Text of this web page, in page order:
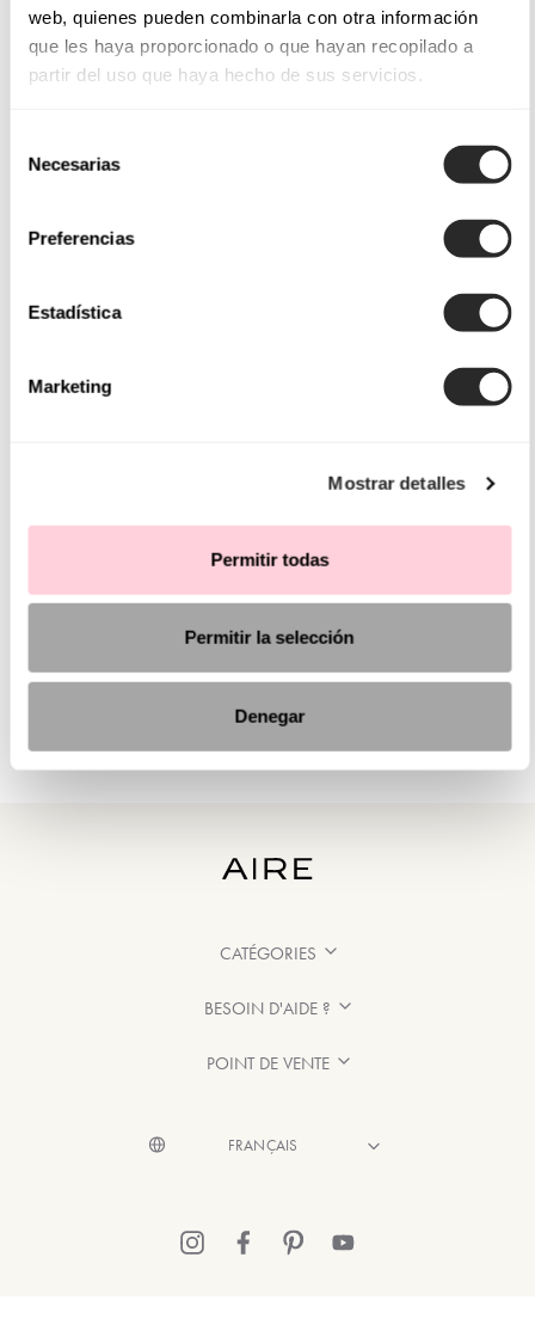
web, quienes pueden combinarla con otra información
que les haya proporcionado o que hayan recopilado a
partir del uso que haya hecho de sus servicios.
Necesarias
Preferencias
Estadística
Marketing
Mostrar detalles
Permitir todas
Permitir la selección
Denegar
CATÉGORIES
BESOIN D'AIDE ?
POINT DE VENTE